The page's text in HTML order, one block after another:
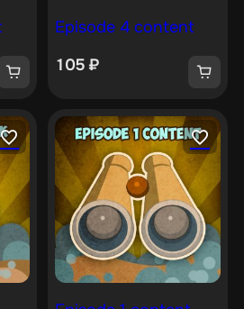
Episode 4 content
105 ₽